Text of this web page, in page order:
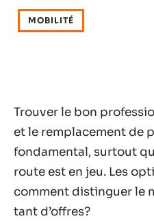
MOBILITÉ
Trouver le bon
et le remplacement de
fondamental, surtout
route est en jeu. Les
comment distinguer le
tant d’offres?